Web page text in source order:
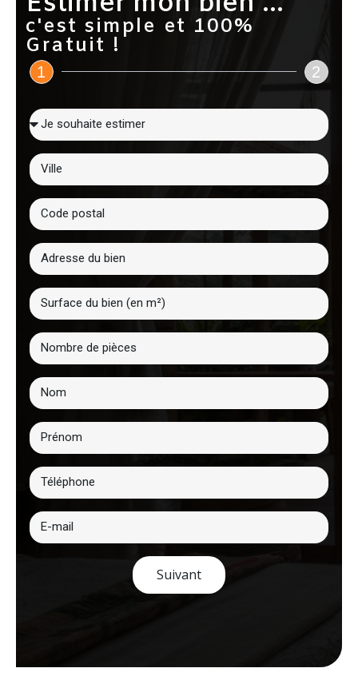
c'est simple et 100%
Gratuit !
1 2
Suivant